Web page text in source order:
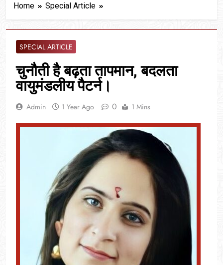
Home Special Article
SPECIAL ARTICLE
चुनौती है बढ़ता तापमान, बदलता
वायुमंडलीय पैटर्न।
Admin 1 Year Ago 0 1 Mins